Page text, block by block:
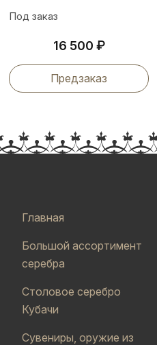
Под заказ
16 500 ₽
Предзаказ
Главная
Большой ассортимент
серебра
Столовое серебро
Кубачи
Сувениры, оружие из